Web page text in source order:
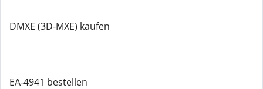
DMXE (3D-MXE) kaufen
EA-4941 bestellen